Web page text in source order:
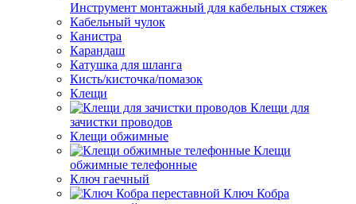
Инструмент монтажный для кабельных стяжек
Кабельный чулок
Канистра
Карандаш
Катушка для шланга
Кисть/кисточка/помазок
Клещи
Клещи для
зачистки проводов
Клещи обжимные
Клещи
обжимные телефонные
Ключ гаечный
Ключ Кобра